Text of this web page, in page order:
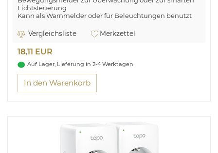
Lichtsteuerung
Kann als Warnmelder oder für Beleuchtungen benutzt
Integrierter Manipulationsschutz (Vibrationserkennung)
Vergleichsliste Merkzettel
18,11 EUR
Auf Lager, Lieferung in 2-4 Werktagen
In den Warenkorb